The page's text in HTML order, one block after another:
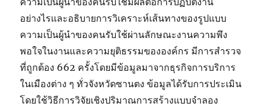
อย่างไรและอธิบายการวิเคราะห์เส้นทางของรูปแบบ
ความเป็นผู้นำของคนรับใช้ผ่านลักษณะงานความพึง
พอใจในงานและความยุติธรรมขององค์กร มีการสำรวจ
ที่ถูกต้อง 662 ครั้งโดยมีข้อมูลมาจากธุรกิจการบริการ
ในเมืองต่าง ๆ ทั่วจังหวัดซานตง ข้อมูลได้รับการประเมิน
โดยใช้วิธีการวิจัยเชิงปริมาณการสร้างแบบจำลอง